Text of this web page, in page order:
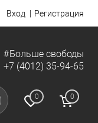
Вход Регистрация
#Больше свободы
+7 (4012) 35-94-65
0 0